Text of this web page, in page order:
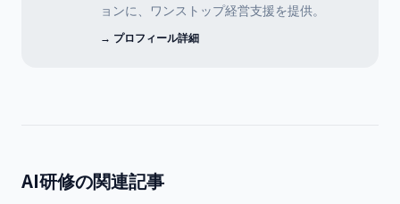
ョンに、ワンストップ経営支援を提供。
→ プロフィール詳細
AI研修の関連記事